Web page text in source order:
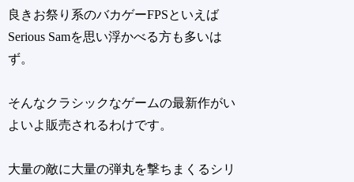
良きお祭り系のバカゲーFPSといえば
Serious Samを思い浮かべる方も多いは
ず。
そんなクラシックなゲームの最新作がい
よいよ販売されるわけです。
大量の敵に大量の弾丸を撃ちまくるシリ